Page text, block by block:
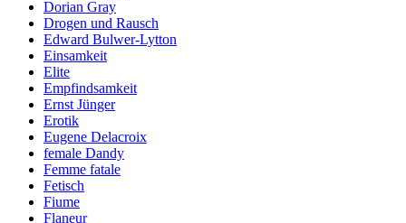
Dorian Gray
Drogen und Rausch
Edward Bulwer-Lytton
Einsamkeit
Elite
Empfindsamkeit
Ernst Jünger
Erotik
Eugene Delacroix
female Dandy
Femme fatale
Fetisch
Fiume
Flaneur